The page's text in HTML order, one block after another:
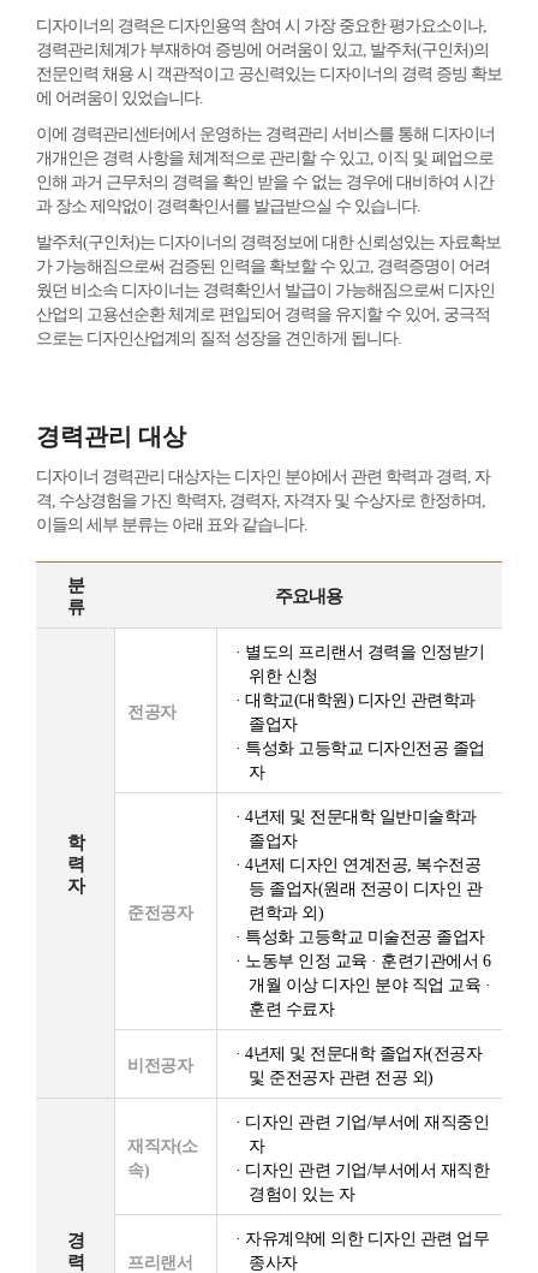
디자이너의 경력은 디자인용역 참여 시 가장 중요한 평가요소이나,
경력관리체계가 부재하여 증빙에 어려움이 있고, 발주처(구인처)의
전문인력 채용 시 객관적이고 공신력있는 디자이너의 경력 증빙 확보
에 어려움이 있었습니다.
이에 경력관리센터에서 운영하는 경력관리 서비스를 통해 디자이너
개개인은 경력 사항을 체계적으로 관리할 수 있고, 이직 및 폐업으로
인해 과거 근무처의 경력을 확인 받을 수 없는 경우에 대비하여 시간
과 장소 제약없이 경력확인서를 발급받으실 수 있습니다.
발주처(구인처)는 디자이너의 경력정보에 대한 신뢰성있는 자료확보
가 가능해짐으로써 검증된 인력을 확보할 수 있고, 경력증명이 어려
웠던 비소속 디자이너는 경력확인서 발급이 가능해짐으로써 디자인
산업의 고용선순환 체계로 편입되어 경력을 유지할 수 있어, 궁극적
으로는 디자인산업계의 질적 성장을 견인하게 됩니다.
경력관리 대상
디자이너 경력관리 대상자는 디자인 분야에서 관련 학력과 경력, 자
격, 수상경험을 가진 학력자, 경력자, 자격자 및 수상자로 한정하며,
이들의 세부 분류는 아래 표와 같습니다.
분
류
주요내용
학
력
자
전공자
· 별도의 프리랜서 경력을 인정받기
위한 신청
· 대학교(대학원) 디자인 관련학과
졸업자
· 특성화 고등학교 디자인전공 졸업
자
준전공자
· 4년제 및 전문대학 일반미술학과
졸업자
· 4년제 디자인 연계전공, 복수전공
등 졸업자(원래 전공이 디자인 관
련학과 외)
· 특성화 고등학교 미술전공 졸업자
· 노동부 인정 교육 · 훈련기관에서 6
개월 이상 디자인 분야 직업 교육 ·
훈련 수료자
비전공자
· 4년제 및 전문대학 졸업자(전공자
및 준전공자 관련 전공 외)
경
력
재직자(소
속)
· 디자인 관련 기업/부서에 재직중인
자
· 디자인 관련 기업/부서에서 재직한
경험이 있는 자
프리랜서
· 자유계약에 의한 디자인 관련 업무
종사자